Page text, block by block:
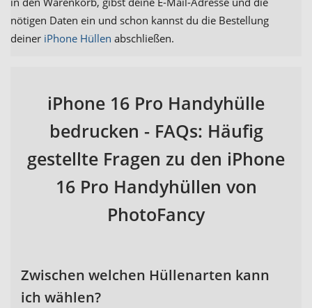
nötigen Daten ein und schon kannst du die Bestellung
deiner iPhone Hüllen abschließen.
iPhone 16 Pro Handyhülle
bedrucken - FAQs: Häufig
gestellte Fragen zu den iPhone
16 Pro Handyhüllen von
PhotoFancy
Zwischen welchen Hüllenarten kann
ich wählen?